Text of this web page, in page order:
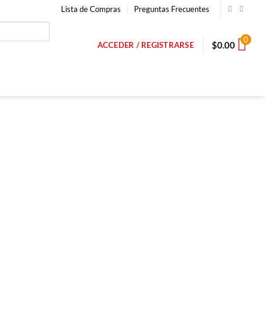
Lista de Compras Preguntas Frecuentes
ACCEDER / REGISTRARSE $0.00 0